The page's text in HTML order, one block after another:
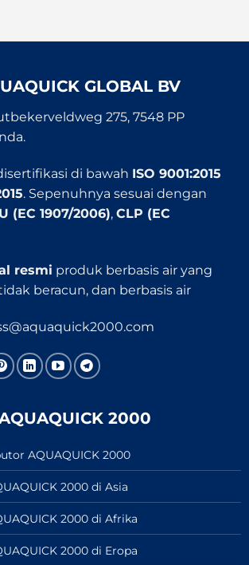
GLOBAL BV
275, 7548 PP
di bawah ISO 9001:2015
. Sepenuhnya sesuai dengan
(EC 1907/2006), CLP (EC
resmi produk berbasis air yang
beracun, dan berbasis air
2000
AQUAQUICK 2000
2000 di Asia
2000 di Afrika
2000 di Eropa